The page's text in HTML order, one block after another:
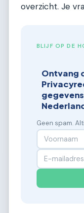
overzicht. Je
BLIJF OP DE
Ontvang
Geen spam.